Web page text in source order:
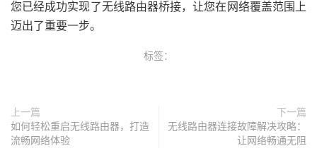
您已经成功实现了无线路由器桥接，让您在网络覆盖范围上
迈出了重要一步。
标签：
上一篇
如何轻松重启无线路由器，打造
流畅网络体验
下一篇
无线路由器连接故障解决攻略：
让网络畅通无阻